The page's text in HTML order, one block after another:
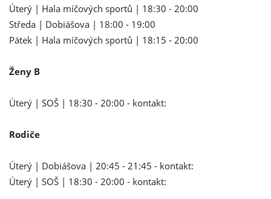
Úterý | Hala míčových sportů | 18:30 - 20:00
Středa | Dobiášova | 18:00 - 19:00
Pátek | Hala míčových sportů | 18:15 - 20:00
Ženy B
Úterý | SOŠ | 18:30 - 20:00 - kontakt:
Rodiče
Úterý | Dobiášova | 20:45 - 21:45 - kontakt:
Úterý | SOŠ | 18:30 - 20:00 - kontakt: